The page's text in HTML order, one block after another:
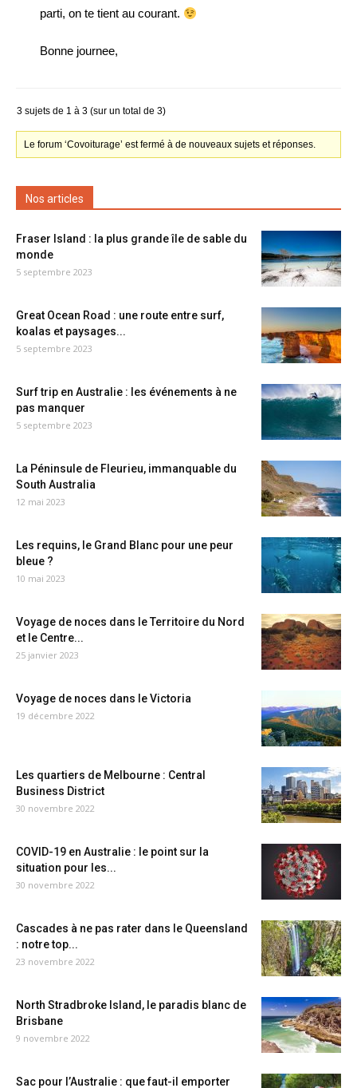
parti, on te tient au courant.
Bonne journee,
3 sujets de 1 à 3 (sur un total de 3)
Le forum ‘Covoiturage’ est fermé à de nouveaux sujets et réponses.
Nos articles
Fraser Island : la plus grande île de sable du
monde
5 septembre 2023
Great Ocean Road : une route entre surf,
koalas et paysages...
5 septembre 2023
Surf trip en Australie : les événements à ne
pas manquer
5 septembre 2023
La Péninsule de Fleurieu, immanquable du
South Australia
12 mai 2023
Les requins, le Grand Blanc pour une peur
bleue ?
10 mai 2023
Voyage de noces dans le Territoire du Nord
et le Centre...
25 janvier 2023
Voyage de noces dans le Victoria
19 décembre 2022
Les quartiers de Melbourne : Central
Business District
30 novembre 2022
COVID-19 en Australie : le point sur la
situation pour les...
30 novembre 2022
Cascades à ne pas rater dans le Queensland
: notre top...
23 novembre 2022
North Stradbroke Island, le paradis blanc de
Brisbane
9 novembre 2022
Sac pour l’Australie : que faut-il emporter